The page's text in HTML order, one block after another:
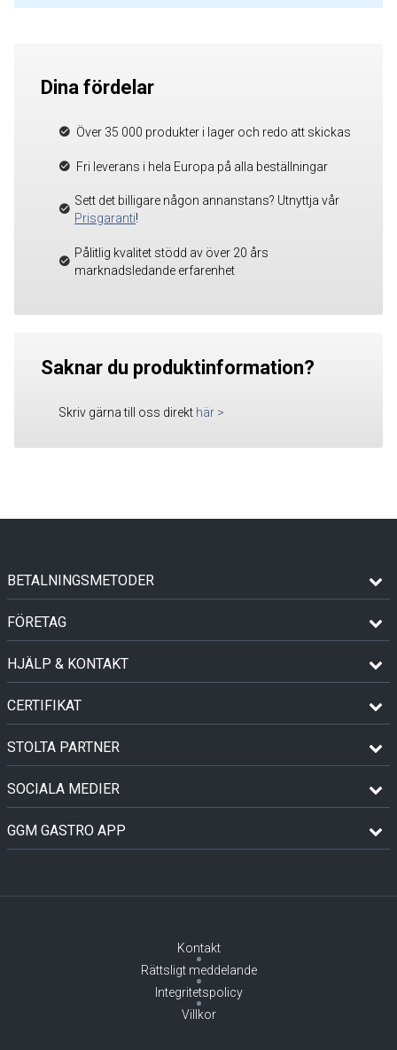
Dina fördelar
Över 35 000 produkter i lager och redo att skickas
Fri leverans i hela Europa på alla beställningar
Sett det billigare någon annanstans? Utnyttja vår
Prisgaranti!
Pålitlig kvalitet stödd av över 20 års
marknadsledande erfarenhet
Saknar du produktinformation?
Skriv gärna till oss direkt här >
BETALNINGSMETODER
FÖRETAG
HJÄLP & KONTAKT
CERTIFIKAT
STOLTA PARTNER
SOCIALA MEDIER
GGM GASTRO APP
Kontakt
Rättsligt meddelande
Integritetspolicy
Villkor